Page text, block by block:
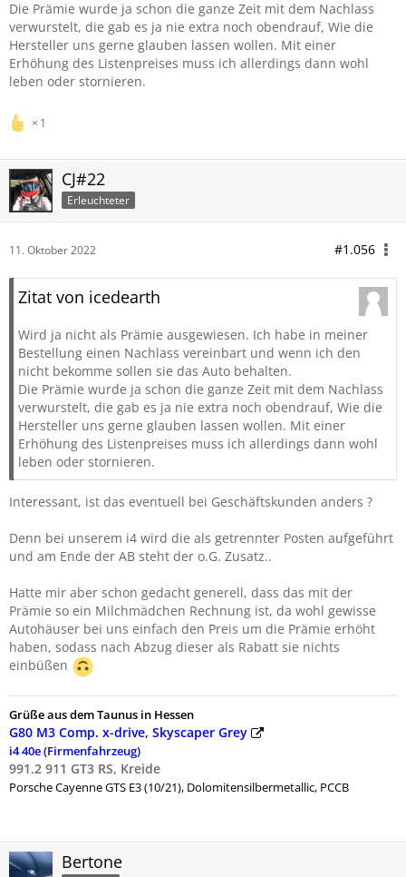
Die Prämie wurde ja schon die ganze Zeit mit dem Nachlass
verwurstelt, die gab es ja nie extra noch obendrauf, Wie die
Hersteller uns gerne glauben lassen wollen. Mit einer
Erhöhung des Listenpreises muss ich allerdings dann wohl
leben oder stornieren.
1
CJ#22
Erleuchteter
11. Oktober 2022 #1.056
Zitat von icedearth
Wird ja nicht als Prämie ausgewiesen. Ich habe in meiner
Bestellung einen Nachlass vereinbart und wenn ich den
nicht bekomme sollen sie das Auto behalten.
Die Prämie wurde ja schon die ganze Zeit mit dem Nachlass
verwurstelt, die gab es ja nie extra noch obendrauf, Wie die
Hersteller uns gerne glauben lassen wollen. Mit einer
Erhöhung des Listenpreises muss ich allerdings dann wohl
leben oder stornieren.
Interessant, ist das eventuell bei Geschäftskunden anders ?
Denn bei unserem i4 wird die als getrennter Posten aufgeführt
und am Ende der AB steht der o.G. Zusatz..
Hatte mir aber schon gedacht generell, dass das mit der
Prämie so ein Milchmädchen Rechnung ist, da wohl gewisse
Autohäuser bei uns einfach den Preis um die Prämie erhöht
haben, sodass nach Abzug dieser als Rabatt sie nichts
einbüßen
Grüße aus dem Taunus in Hessen
G80 M3 Comp. x-drive, Skyscaper Grey
i4 40e (Firmenfahrzeug)
991.2 911 GT3 RS, Kreide
PorscheCayenne GTS E3 (10/21), Dolomitensilbermetallic, PCCB
Bertone